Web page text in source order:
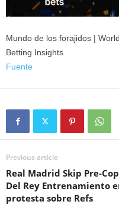
Mundo de los forajidos |
Betting Insights
Fuente
Previous article
Real Madrid Skip Pre-
Del Rey Entrenamiento
protesta sobre Refs